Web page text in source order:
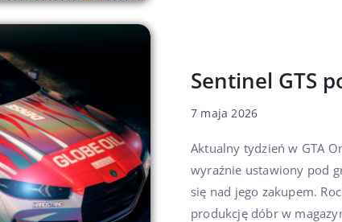
Sentinel GTS
7 maja 2026
Aktualny tydzień w GTA
wyraźnie ustawiony pod
się nad jego zakupem.
produkcję dóbr w